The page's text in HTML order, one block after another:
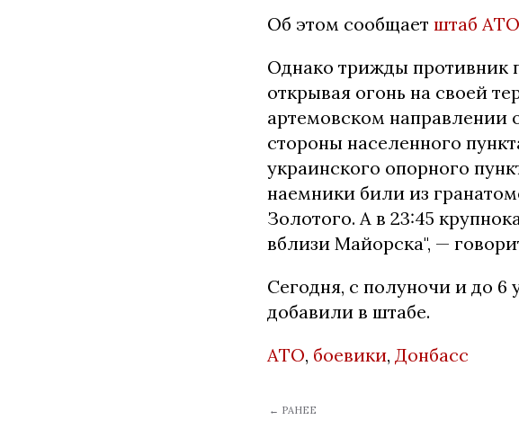
Об этом сообщает штаб АТО
Однако трижды противник
открывая огонь на своей
артемовском направлении
стороны населенного
украинского опорного
наемники били из
Золотого. А в 23:45
вблизи Майорска", —
Сегодня, с полуночи и до 6
добавили в штабе.
АТО, боевики, Донбасс
← РАНЕЕ